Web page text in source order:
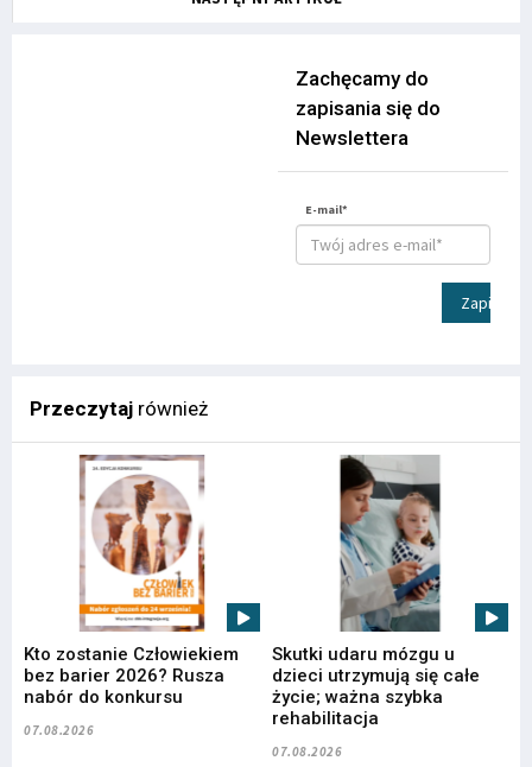
Zachęcamy do
zapisania się do
Newslettera
E-mail*
Zapisz
Przeczytaj również
Kto zostanie Człowiekiem
bez barier 2026? Rusza
nabór do konkursu
07.08.2026
Skutki udaru mózgu u
dzieci utrzymują się całe
życie; ważna szybka
rehabilitacja
07.08.2026